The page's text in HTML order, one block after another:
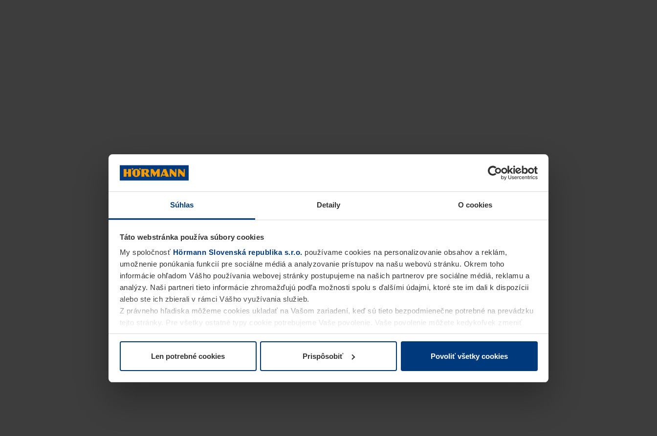
Súhlas Detaily O cookies
Táto webstránka používa súbory cookies
My spoločnosť Hörmann Slovenská republika s.r.o. používame cookies na personalizovanie obsahov a reklám,
umožnenie ponúkania funkcií pre sociálne médiá a analyzovanie prístupov na našu webovú stránku. Okrem toho
informácie ohľadom Vášho používania webovej stránky postupujeme na našich partnerov pre sociálne médiá, reklamu a
analýzy. Naši partneri tieto informácie zhromažďujú podľa možnosti spolu s ďalšími údajmi, ktoré ste im dali k dispozícii
alebo ste ich zbierali v rámci Vášho využívania služieb.
Z právneho hľadiska môžeme cookies ukladať na Vašom zariadení, keď sú tieto bezpodmienečne potrebné na prevádzku
tejto stránky. Pre všetky ostatné typy cookie potrebujeme Vaše povolenie. Vaše povolenie môžete kedykoľvek zmeniť
alebo odvolať vo vysvetlení cookie na stránkeVyhlásenie o ochrane osobných údajovnašej webovej stránky.
Len potrebné cookies Prispôsobiť Povoliť všetky cookies